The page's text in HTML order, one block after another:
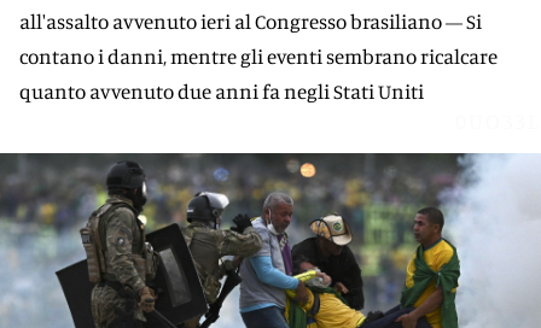
all'assalto avvenuto ieri al Congresso brasiliano — Si
contano i danni, mentre gli eventi sembrano ricalcare
quanto avvenuto due anni fa negli Stati Uniti